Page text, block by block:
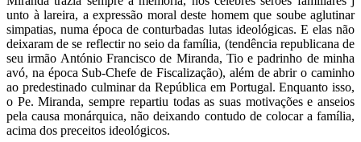
unto à lareira, a expressão moral deste homem que soube aglutinar
simpatias, numa época de conturbadas lutas ideológicas. E elas não
deixaram de se reflectir no seio da família, (tendência republicana de
seu irmão António Francisco de Miranda, Tio e padrinho de minha
avó, na época Sub-Chefe de Fiscalização), além de abrir o caminho
ao predestinado culminar da República em Portugal. Enquanto isso,
o Pe. Miranda, sempre repartiu todas as suas motivações e anseios
pela causa monárquica, não deixando contudo de colocar a família,
acima dos preceitos ideológicos.